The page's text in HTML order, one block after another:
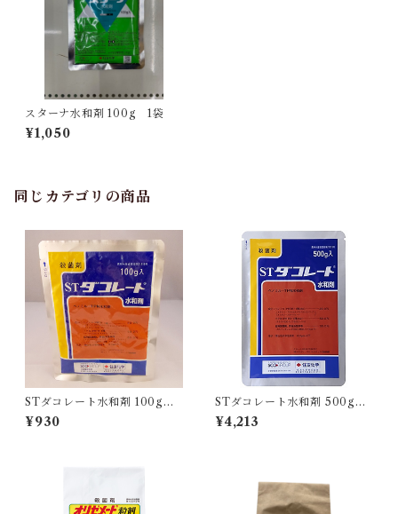
スターナ水和剤 100g 1袋
¥1,050
同じカテゴリの商品
STダコレート水和剤 100g 1
袋
¥930
STダコレート水和剤 500g 1
袋
¥4,213